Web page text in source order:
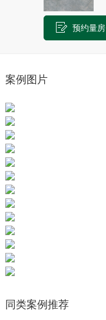
预约量房
案例图片
同类案例推荐